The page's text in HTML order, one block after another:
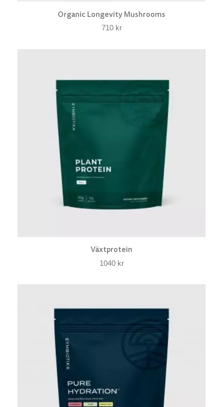
Organic Longevity Mushrooms
710 kr
Växtprotein
1040 kr